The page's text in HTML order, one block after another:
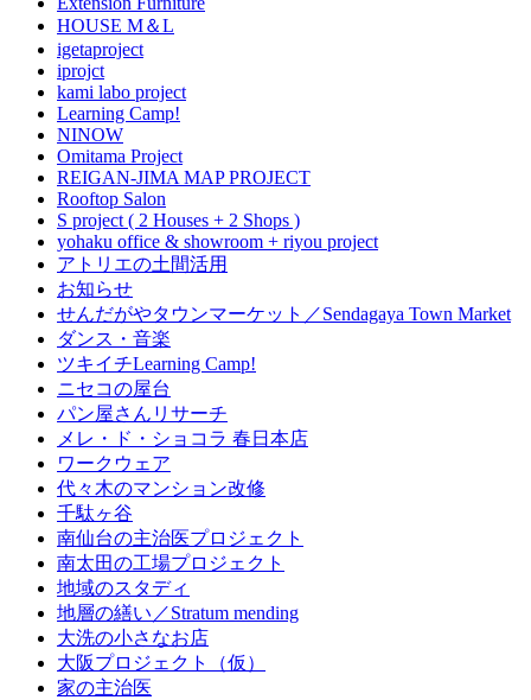
HOUSE M＆L
igetaproject
iprojct
kami labo project
Learning Camp!
NINOW
Omitama Project
REIGAN-JIMA MAP PROJECT
Rooftop Salon
S project ( 2 Houses + 2 Shops )
yohaku office & showroom + riyou project
アトリエの土間活用
お知らせ
せんだがやタウンマーケット／Sendagaya Town Market
ダンス・音楽
ツキイチLearning Camp!
ニセコの屋台
パン屋さんリサーチ
メレ・ド・ショコラ 春日本店
ワークウェア
代々木のマンション改修
千駄ヶ谷
南仙台の主治医プロジェクト
南太田の工場プロジェクト
地域のスタディ
地層の繕い／Stratum mending
大洗の小さなお店
大阪プロジェクト（仮）
家の主治医